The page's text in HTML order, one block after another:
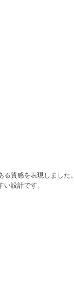
質感を表現しました。
設計です。